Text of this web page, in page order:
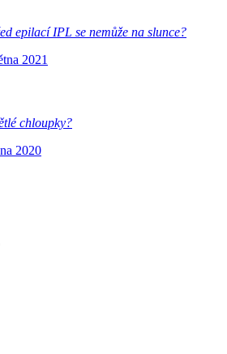
epilací IPL se nemůže na slunce?
2021
chloupky?
2020